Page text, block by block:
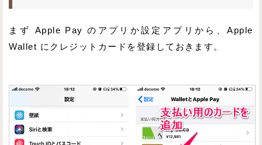
まず Apple Pay のアプリか設定アプリから、Apple
Wallet にクレジットカードを登録しておきます。